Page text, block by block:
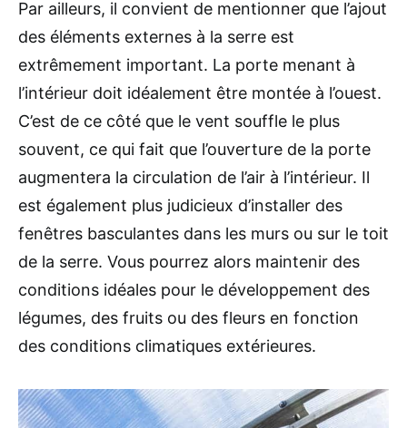
Par ailleurs, il convient de mentionner que l’ajout
des éléments externes à la serre est
extrêmement important. La porte menant à
l’intérieur doit idéalement être montée à l’ouest.
C’est de ce côté que le vent souffle le plus
souvent, ce qui fait que l’ouverture de la porte
augmentera la circulation de l’air à l’intérieur. Il
est également plus judicieux d’installer des
fenêtres basculantes dans les murs ou sur le toit
de la serre. Vous pourrez alors maintenir des
conditions idéales pour le développement des
légumes, des fruits ou des fleurs en fonction
des conditions climatiques extérieures.